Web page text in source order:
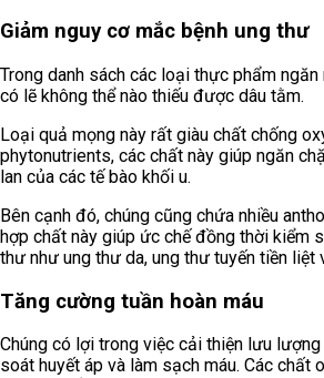
Giảm nguy cơ mắc bệnh ung thư
Trong danh sách các loại thực phẩm
có lẽ không thể nào thiếu được dâu tằm.
Loại quả mọng này rất giàu chất chống
phytonutrients, các chất này giúp ngăn
lan của các tế bào khối u.
Bên cạnh đó, chúng cũng chứa nhiều
hợp chất này giúp ức chế đồng thời kiểm
thư như ung thư da, ung thư tuyến tiền liệt
Tăng cường tuần hoàn máu
Chúng có lợi trong việc cải thiện lưu
soát huyết áp và làm sạch máu. Các chất